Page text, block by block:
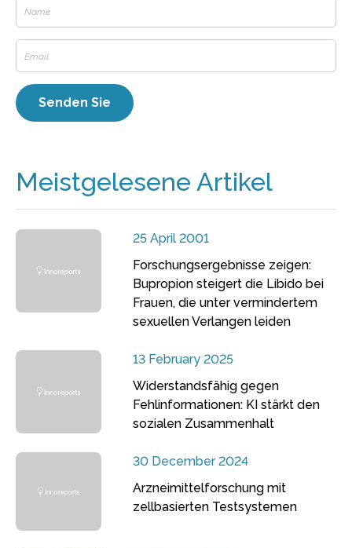
Meistgelesene Artikel
25 April 2001
Forschungsergebnisse zeigen:
Bupropion steigert die Libido bei
Frauen, die unter vermindertem
sexuellen Verlangen leiden
13 February 2025
Widerstandsfähig gegen
Fehlinformationen: KI stärkt den
sozialen Zusammenhalt
30 December 2024
Arzneimittelforschung mit
zellbasierten Testsystemen